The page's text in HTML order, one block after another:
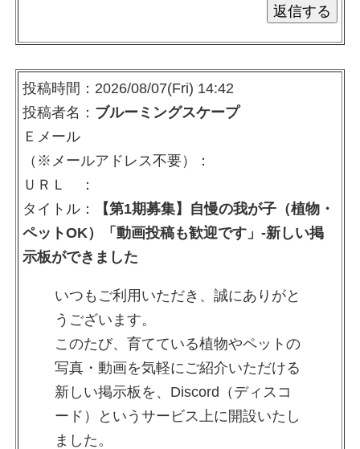
投稿時間：2026/08/07(Fri) 14:42
投稿者名： ブルーミングスケープ
Ｅメール
（※メールアドレス不要）：
ＵＲＬ ：
タイトル：
【第1期募集】自慢の我が子（植物・
ペットOK）「動画投稿も歓迎です」-新しい掲
示板ができました
いつもご利用いただき、誠にありがと
うございます。
このたび、育てている植物やペットの
写真・動画を気軽にご紹介いただける
新しい掲示板を、Discord（ディスコ
ード）というサービス上に開設いたし
ました。